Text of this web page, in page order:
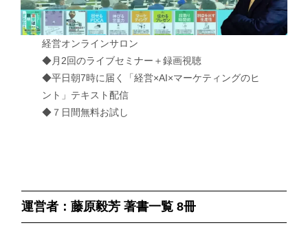
経営オンラインサロン
◆月2回のライブセミナー＋録画視聴
◆平日朝7時に届く「経営×AI×マーケティングのヒ
ント」テキスト配信
◆７日間無料お試し
運営者：藤原毅芳 著書一覧 8冊